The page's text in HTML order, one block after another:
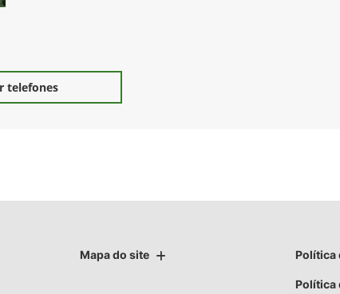
telefones
Mapa do site Política
Política